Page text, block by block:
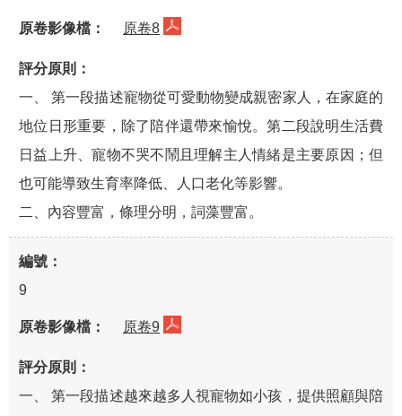
原卷8
一、 第一段描述寵物從可愛動物變成親密家人，在家庭的
地位日形重要，除了陪伴還帶來愉悅。第二段說明生活費
日益上升、寵物不哭不鬧且理解主人情緒是主要原因；但
也可能導致生育率降低、人口老化等影響。
二、內容豐富，條理分明，詞藻豐富。
9
原卷9
一、 第一段描述越來越多人視寵物如小孩，提供照顧與陪